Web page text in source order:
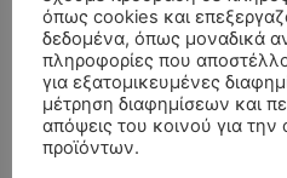
όπως cookies και
δεδομένα, όπως μοναδικά
πληροφορίες που
για εξατομικευμένες
μέτρηση διαφημίσεων και
απόψεις του κοινού για
προϊόντων.